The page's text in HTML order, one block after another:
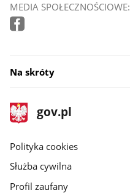
MEDIA SPOŁECZNOŚCIOWE:
Na skróty
stopka
gov.pl
Strona
gov.pl
gov.pl
Polityka cookies
Służba cywilna
Profil zaufany